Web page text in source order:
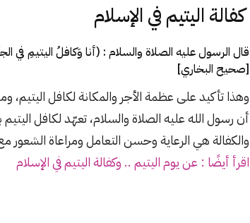
كفالة اليتيم في الإسلام
قال الرسول عليه الصلاة والسلام : (أنا وَكافلُ اليتيمِ في
[صحيح البخاري]
وهذا تأكيد على عظمة الأجر والمكانة لكافل
أن رسول الله عليه الصلاة والسلام، تعهّد لكافل اليتيم
والكفالة هي الرعاية وحسن التعامل ومراعاة الشعور
اقرأ أيضًا : عن يوم اليتيم .. وكفالة اليتيم في الإسلام